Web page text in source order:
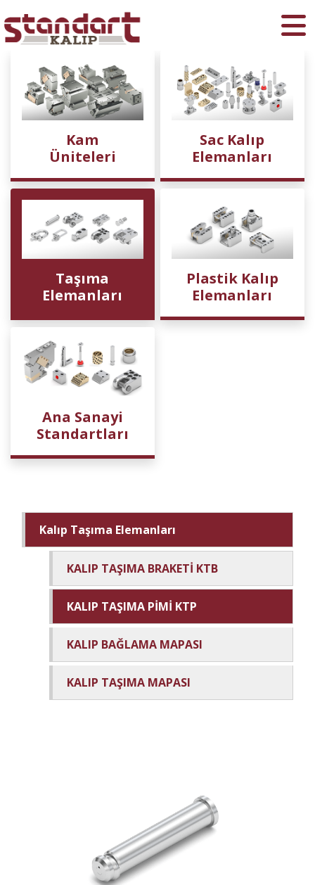
Kam
Üniteleri
Sac Kalıp
Elemanları
Taşıma
Elemanları
Plastik Kalıp
Elemanları
Ana Sanayi
Standartları
Kalıp Taşıma Elemanları
KALIP TAŞIMA BRAKETİ KTB
KALIP TAŞIMA PİMİ KTP
KALIP BAĞLAMA MAPASI
KALIP TAŞIMA MAPASI